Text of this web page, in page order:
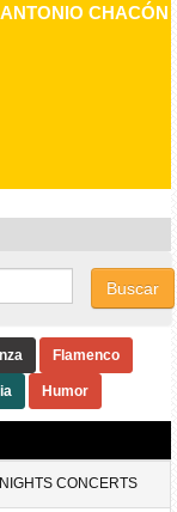
CHACÓN
Buscar
Flamenco
Humor
CONCERTS